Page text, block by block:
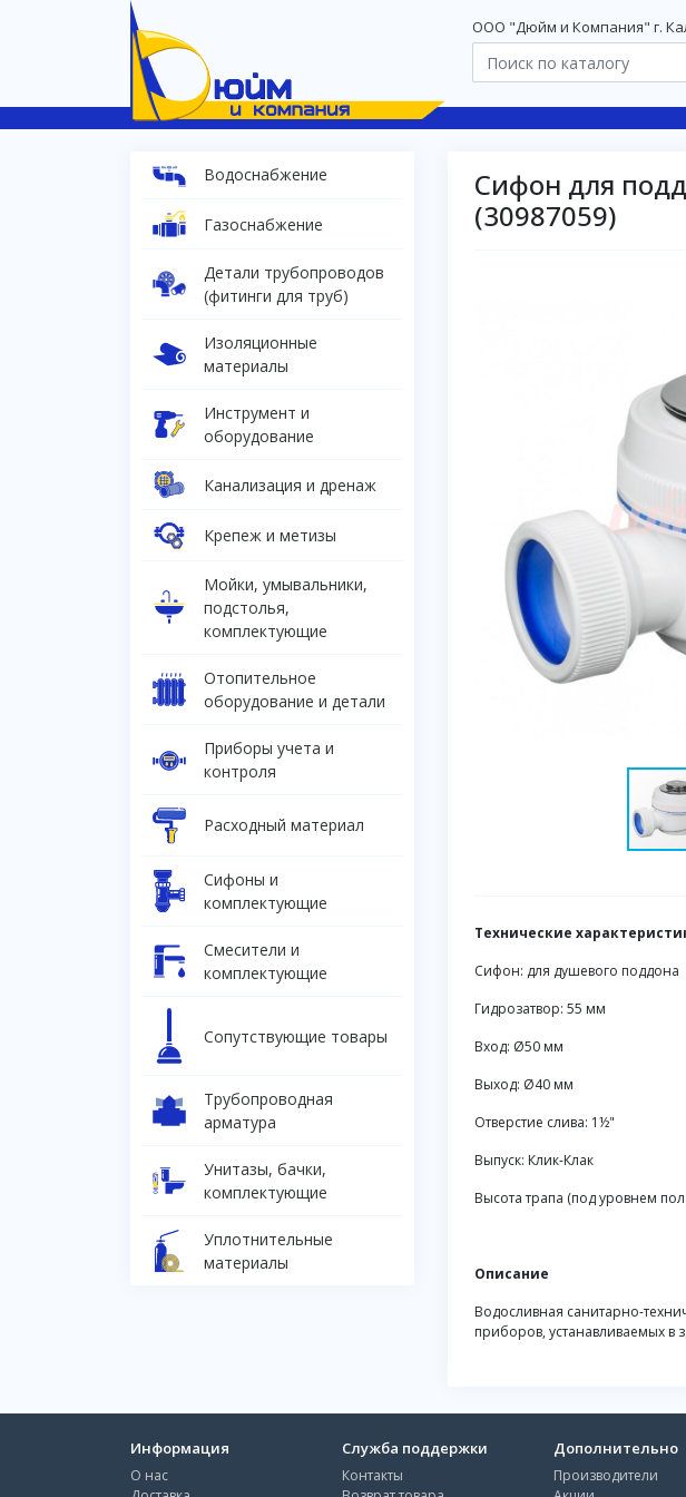
OOO "Дюйм и Компания" г.
Водоснабжение
Газоснабжение
Детали трубопроводов
(фитинги для труб)
Изоляционные
материалы
Инструмент и
оборудование
Канализация и дренаж
Крепеж и метизы
Мойки, умывальники,
подстолья,
комплектующие
Отопительное
оборудование и детали
Приборы учета и
контроля
Расходный материал
Сифоны и
комплектующие
Смесители и
комплектующие
Сопутствующие товары
Трубопроводная
арматура
Унитазы, бачки,
комплектующие
Уплотнительные
материалы
Сифон для
(30987059)
Технические
Сифон: для душевого поддона
Гидрозатвор: 55 мм
Вход: Ø50 мм
Выход: Ø40 мм
Отверстие слива: 1½"
Выпуск: Клик-Клак
Высота трапа (под уровнем
Описание
Водосливная санитарно-
приборов, устанавливаемых в
Информация
О нас
Служба поддержки
Контакты
Дополнительно
Производители